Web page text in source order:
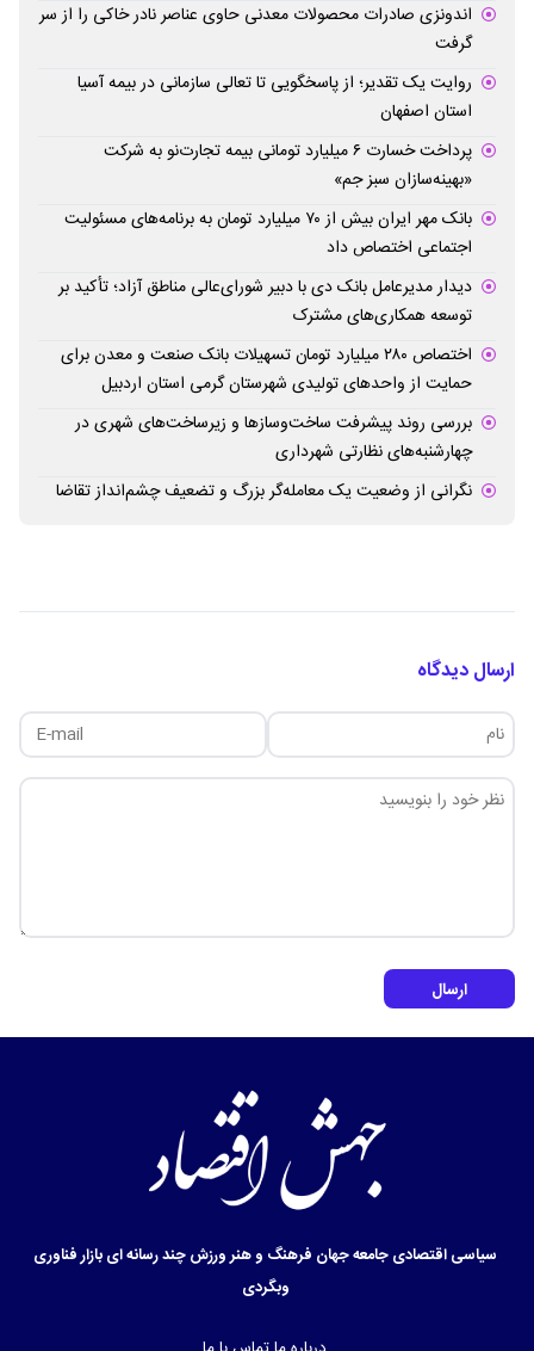
اندونزی صادرات محصولات معدنی حاوی عناصر نادر خاکی را از سر
گرفت
روایت یک تقدیر؛ از پاسخگویی تا تعالی سازمانی در بیمه آسیا
استان اصفهان
پرداخت خسارت ۶ میلیارد تومانی بیمه تجارت‌نو به شرکت
«بهینه‌سازان سبز جم»
بانک مهر ایران بیش از ۷۰ میلیارد تومان به برنامه‌های مسئولیت
اجتماعی اختصاص داد
دیدار مدیرعامل بانک دی با دبیر شورای‌عالی مناطق آزاد؛ تأکید بر
توسعه همکاری‌های مشترک
اختصاص ۲۸۰ میلیارد تومان تسهیلات بانک صنعت و معدن برای
حمایت از واحدهای تولیدی شهرستان گرمی استان اردبیل
بررسی روند پیشرفت ساخت‌وسازها و زیرساخت‌های شهری در
چهارشنبه‌های نظارتی شهرداری
نگرانی از وضعیت یک معامله‌گر بزرگ و تضعیف چشم‌انداز تقاضا
ارسال دیدگاه
ارسال
سیاسیاقتصادیجامعهجهان فرهنگ و هنرورزشچند رسانه ایبازارفناوری
وبگردی